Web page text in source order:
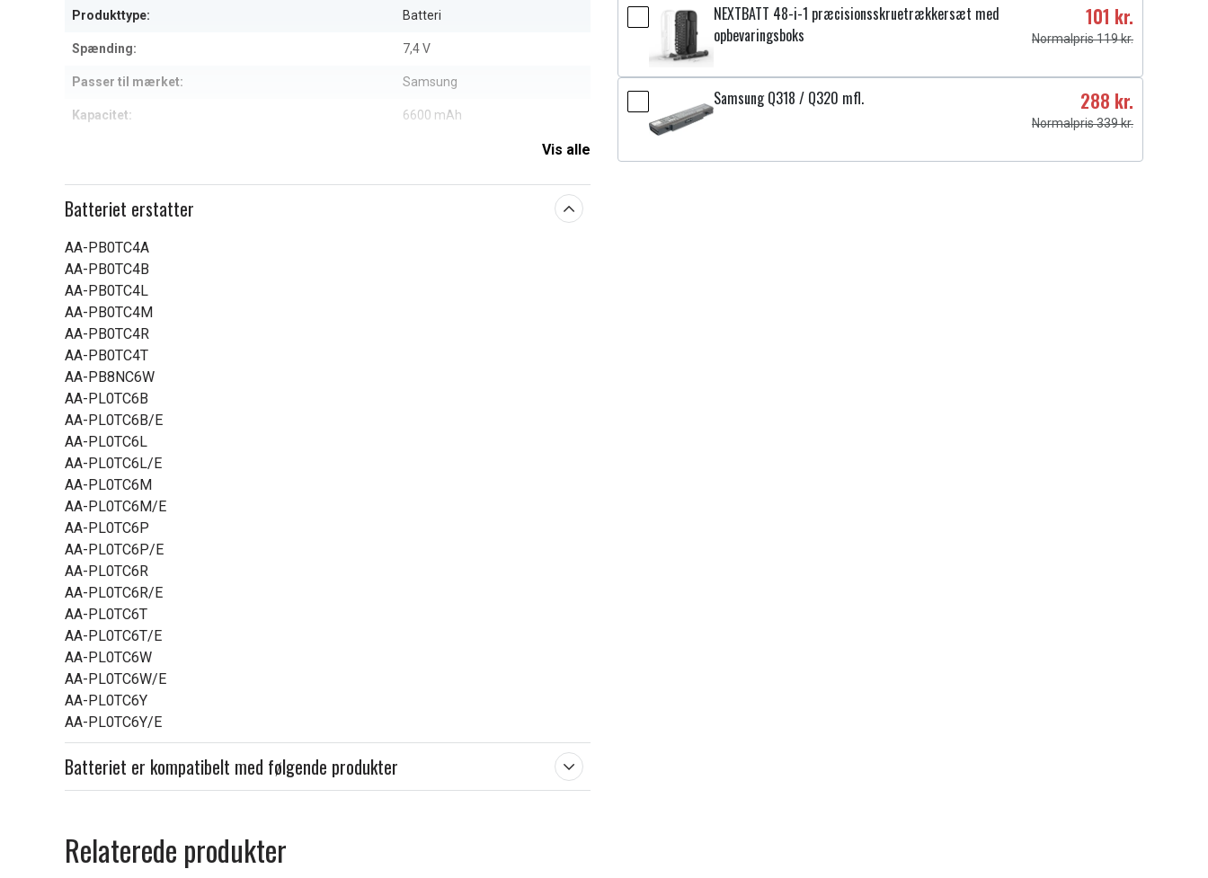
Produkttype: Batteri
Spænding: 7,4 V
Passer til mærket: Samsung
Kapacitet: 6600 mAh
Vis alle
Batteriet erstatter
AA-PB0TC4A
AA-PB0TC4B
AA-PB0TC4L
AA-PB0TC4M
AA-PB0TC4R
AA-PB0TC4T
AA-PB8NC6W
AA-PL0TC6B
AA-PL0TC6B/E
AA-PL0TC6L
AA-PL0TC6L/E
AA-PL0TC6M
AA-PL0TC6M/E
AA-PL0TC6P
AA-PL0TC6P/E
AA-PL0TC6R
AA-PL0TC6R/E
AA-PL0TC6T
AA-PL0TC6T/E
AA-PL0TC6W
AA-PL0TC6W/E
AA-PL0TC6Y
AA-PL0TC6Y/E
Batteriet er kompatibelt med følgende produkter
NEXTBATT 48-i-1 præcisionsskruetrækkersæt med
opbevaringsboks
101 kr.
Normalpris 119 kr.
Samsung Q318 / Q320 mfl. 288 kr.
Normalpris 339 kr.
Relaterede produkter